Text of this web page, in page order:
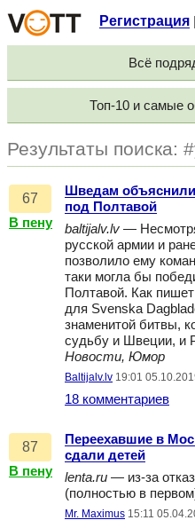
Регистрация
Всё
Топ-10 и самые
Результаты поиска:
67
В пену
Шведам
под Полтавой
baltijalv.lv —
русской армии и
позволило ему
таки могла бы
Полтавой. Как
для Svenska
знаменитой битвы,
судьбу и Швеции, и
Новости, Юмор
Baltijalv.lv 19:01
18 комментариев
87
В пену
Переехавшие в
сдали детей
lenta.ru — из-за
(полностью в
Mr. Maximus 15:11